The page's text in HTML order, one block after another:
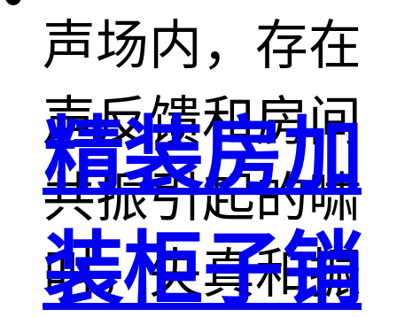
声场内，存在
声反馈和房间
共振引起的啸
叫，失真和振
精装房加
装柜子销